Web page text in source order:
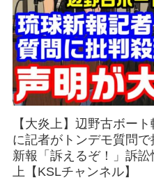
【大炎上】辺野古ボー
に記者がトンデモ質問
新報「訴えるぞ！」訴
上【KSLチャンネル】